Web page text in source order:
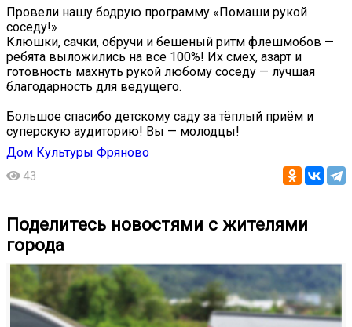
Провели нашу бодрую программу «Помаши рукой
соседу!»
Клюшки, сачки, обручи и бешеный ритм флешмобов —
ребята выложились на все 100%! Их смех, азарт и
готовность махнуть рукой любому соседу — лучшая
благодарность для ведущего.
Большое спасибо детскому саду за тёплый приём и
суперскую аудиторию! Вы — молодцы!
Дом Культуры Фряново
43
Поделитесь новостями с жителями
города